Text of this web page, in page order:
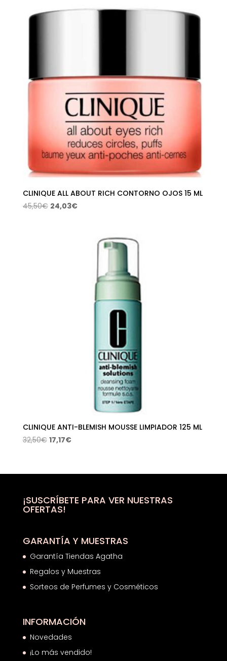
CLINIQUE ALL ABOUT RICH CONTORNO OJOS 15 ML
45,50€ El
24,03€El
CLINIQUE ANTI-BLEMISH MOUSSE LIMPIADOR 125 ML
32,50€ El
era:
17,17€El
es:
¡SUSCRÍBETE PARA VER NUESTRAS
OFERTAS!
GARANTÍA Y MUESTRAS
Garantía Tiendas Agatha
Regalos y Muestras
Sorteos de Perfumes y Cosméticos
INFORMACIÓN
Novedades
¡Lo más vendido!